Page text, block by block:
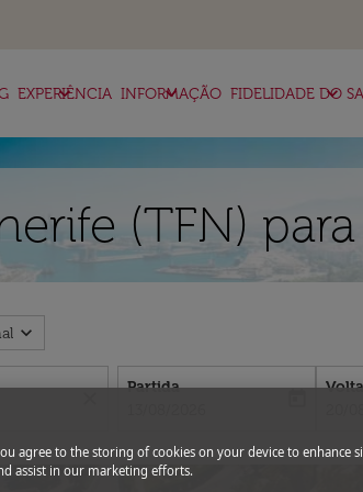
EXPERIÊNCIA
keyboard_arrow_down INFORMAÇÃO
keyboard_arrow_down FIDELIDADE DO
keyboard_arrow_down
(TFN)
expand_more
Partida
fc-
agree to the storing of cookies on your device to enhance
assist in our marketing efforts.